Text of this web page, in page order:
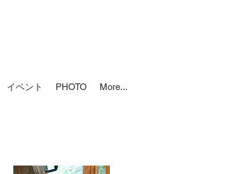
イベント PHOTO More...